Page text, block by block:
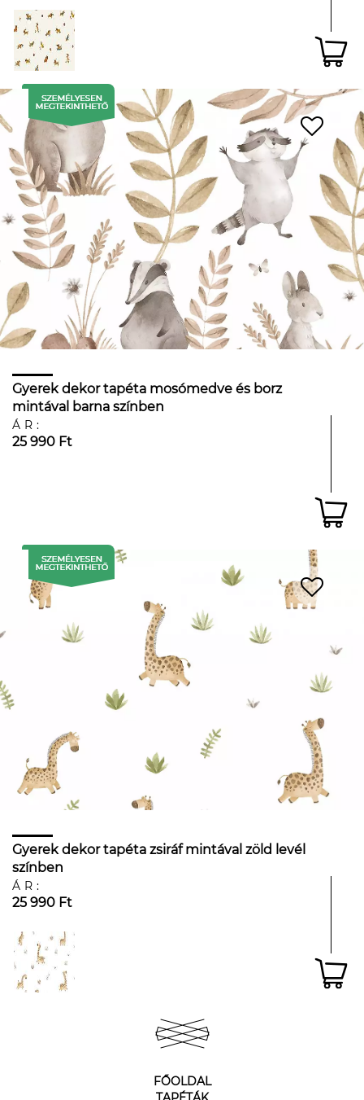
Gyerek dekor tapéta mosómedve és borz
mintával barna színben
ÁR:
25 990 Ft
Gyerek dekor tapéta zsiráf mintával zöld levél
színben
ÁR:
25 990 Ft
FŐOLDAL